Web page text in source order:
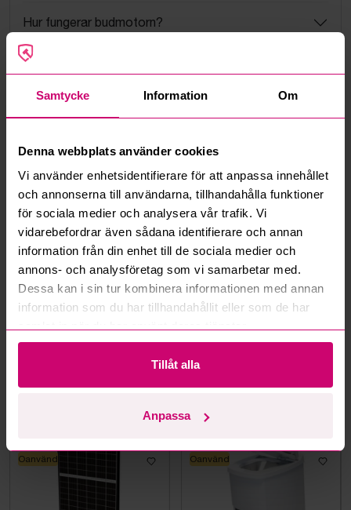
Samtycke Information Om
Denna webbplats använder cookies
Vi använder enhetsidentifierare för att anpassa innehållet
och annonserna till användarna, tillhandahålla funktioner
för sociala medier och analysera vår trafik. Vi
vidarebefordrar även sådana identifierare och annan
information från din enhet till de sociala medier och
annons- och analysföretag som vi samarbetar med.
Dessa kan i sin tur kombinera informationen med annan
information som du har tillhandahållit eller som de har
Tillåt alla
Anpassa
Hur fungerar budmotorn?
Kan jag ångra ett bud?
Kan ni frakta mina vunna objekt?
Mer från samma kategori
Oanvänd
2 500 kr
Oanvänd
Oanvänd Oanvänd